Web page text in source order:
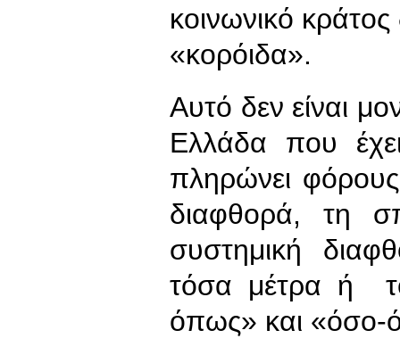
κοινωνικό
«κορόιδα».
Αυτό δεν είναι
Ελλάδα που
πληρώνει
διαφθορά, τη
συστημική
τόσα μέτρα ή
όπως» και «όσο-